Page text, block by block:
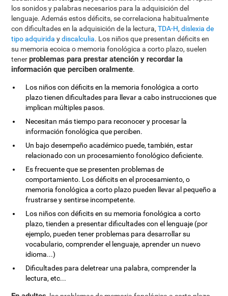
los sonidos y palabras necesarios para la adquisición del
lenguaje. Además estos déficits, se correlaciona habitualmente
con dificultades en la adquisición de la lectura,TDA-H,dislexia de
tipo adquirida ydiscalculia. Los niños que presentan déficits en
su memoria ecoica o memoria fonológica a corto plazo, suelen
tenerproblemas para prestar atención y recordar la
información que perciben oralmente.
Los niños con déficits en la memoria fonológica a corto
plazo tienen dificultades para llevar a cabo instrucciones que
implican múltiples pasos.
Necesitan más tiempo para reconocer y procesar la
información fonológica que perciben.
Un bajo desempeño académico puede, también, estar
relacionado con un procesamiento fonológico deficiente.
Es frecuente que se presenten problemas de
comportamiento. Los déficits en el procesamiento, o
memoria fonológica a corto plazo pueden llevar al pequeño a
frustrarse y sentirse incompetente.
Los niños con déficits en su memoria fonológica a corto
plazo, tienden a presentar dificultades con el lenguaje (por
ejemplo, pueden tener problemas para desarrollar su
vocabulario, comprender el lenguaje, aprender un nuevo
idioma...)
Dificultades para deletrear una palabra, comprender la
lectura, etc...